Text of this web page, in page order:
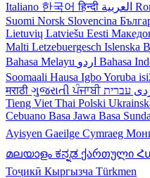
Italiano 한국어हिन्दी
Suomi Norsk Slovencina
Lietuvių Latviešu Eesti
Malti Letzebuergesch Islenska
Bahasa Melayu
Bahasa
Soomaali Hausa IgboYoruba
मराठी ગુજરાતીਪੰਜਾਬੀ
Tieng Viet Thai Polski
Cebuano Basa Jawa Basa Sunda
Ayisyen Gaeilge Cymraeg
മലയാളം ಕನ್ನಡ ქართული
Тоҷикӣ Кыргызча Türkmen